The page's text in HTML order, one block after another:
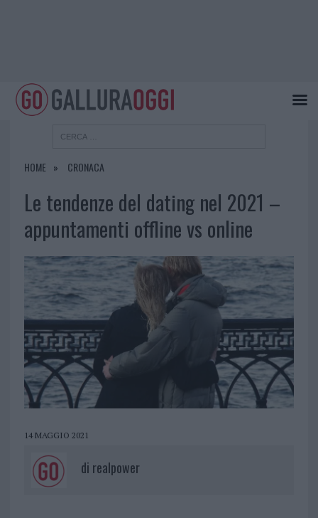
HOME CRONACA
Le tendenze del dating nel 2021 –
appuntamenti offline vs online
14 MAGGIO 2021
di realpower